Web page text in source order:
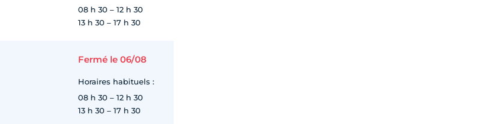
08 h 30 – 12 h 30
13 h 30 – 17 h 30
Fermé le 06/08
Horaires habituels :
08 h 30 – 12 h 30
13 h 30 – 17 h 30